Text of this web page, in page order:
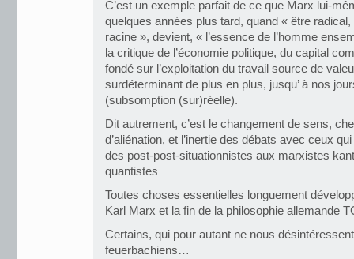
C’est un exemple parfait de ce que Marx lui-
quelques années plus tard, quand « être
racine », devient, « l’essence de l’homme
la critique de l’économie politique, du capital
fondé sur l’exploitation du travail source de
surdéterminant de plus en plus, jusqu’ à nos
(subsomption (sur)réelle).
Dit autrement, c’est le changement de sens,
d’aliénation, et l’inertie des débats avec ceux
des post-post-situationnistes aux marxistes
quantistes
Toutes choses essentielles longuement
Karl Marx et la fin de la philosophie allemande
Certains, qui pour autant ne nous
feuerbachiens…